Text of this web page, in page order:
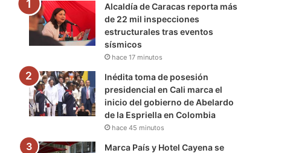
a
m
m
Alcaldía de Caracas reporta más
de 22 mil inspecciones
estructurales tras eventos
sísmicos
hace 17 minutos
Inédita toma de posesión
presidencial en Cali marca el
inicio del gobierno de Abelardo
de la Espriella en Colombia
hace 45 minutos
Marca País y Hotel Cayena se